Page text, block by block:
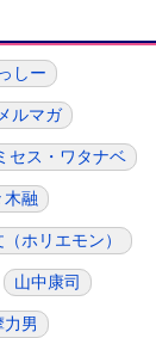
しー
ルマガ
セス・ワタナベ
木融
ホリエモン）
山中康司
力男